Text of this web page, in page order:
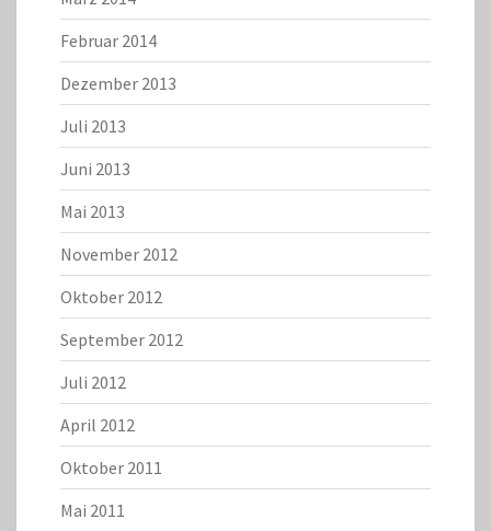
Februar 2014
Dezember 2013
Juli 2013
Juni 2013
Mai 2013
November 2012
Oktober 2012
September 2012
Juli 2012
April 2012
Oktober 2011
Mai 2011